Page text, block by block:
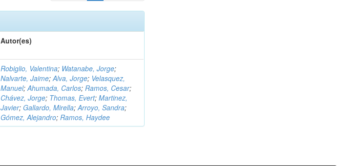
Autor(es)
Robiglio, Valentina; Watanabe, Jorge;
Nalvarte, Jaime;Alva, Jorge; Velasquez,
Manuel;Ahumada, Carlos;Ramos, Cesar;
Chávez, Jorge; Thomas, Evert;Martinez,
Javier; Gallardo, Mirella;Arroyo, Sandra;
Gómez, Alejandro;Ramos, Haydee